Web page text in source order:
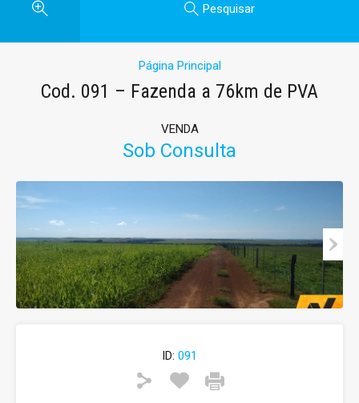
Pesquisar
Página Principal
Cod. 091 – Fazenda a 76km de PVA
VENDA
Sob Consulta
ID: 091